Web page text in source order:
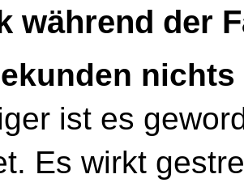
während der
ist es
Es wirkt